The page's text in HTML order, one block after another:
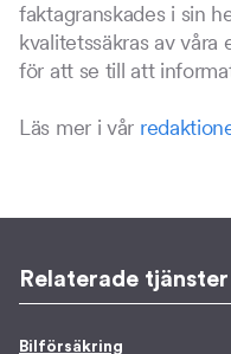
faktagranskades i sin
kvalitetssäkras av
för att se till att
Läs mer i vår
Relaterade tjänster
Bilförsäkring